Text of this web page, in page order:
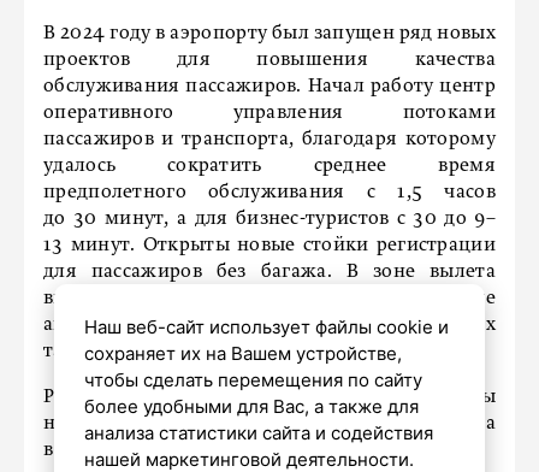
В 2024 году в аэропорту был запущен ряд новых
проектов для повышения качества
обслуживания пассажиров. Начал работу центр
оперативного управления потоками
пассажиров и транспорта, благодаря которому
удалось сократить среднее время
предполетного обслуживания с 1,5 часов
до 30 минут, а для бизнес-туристов с 30 до 9–
13 минут. Открыты новые стойки регистрации
для пассажиров без багажа. В зоне вылета
внутренних рейсов запущены электронные
аппараты для сканирования посадочных
талонов перед посадкой.
Раннее в Пулково
затраты
на строительство второй очереди аэропорта
в 200 миллиардов рублей.
Наш веб-сайт использует файлы cookie и
сохраняет их на Вашем устройстве,
чтобы сделать перемещения по сайту
более удобными для Вас, а также для
анализа статистики сайта и содействия
нашей маркетинговой деятельности.